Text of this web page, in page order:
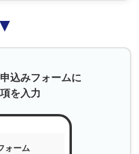
▼
込みフォームに
を入力
ォーム